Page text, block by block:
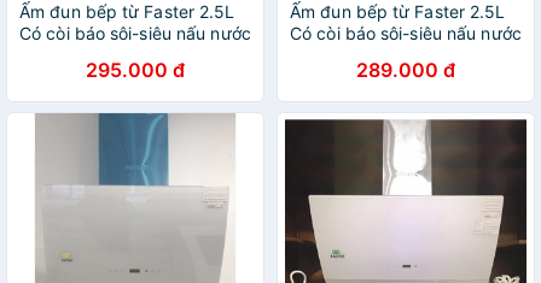
Ấm đun bếp từ Faster 2.5L
Có còi báo sôi-siêu nấu nước
bền,đẹp,chính hãng ,giá rẻ-
bảo hành 12 tháng
295.000 đ
Ấm đun bếp từ Faster 2.5L
Có còi báo sôi-siêu nấu nước
bền,đẹp,chính hãng ,giá rẻ-
bảo hành 12 tháng
289.000 đ